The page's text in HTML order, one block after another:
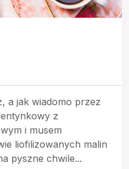
a jak wiadomo przez
z
i musem
liofilizowanych malin
pyszne chwile...